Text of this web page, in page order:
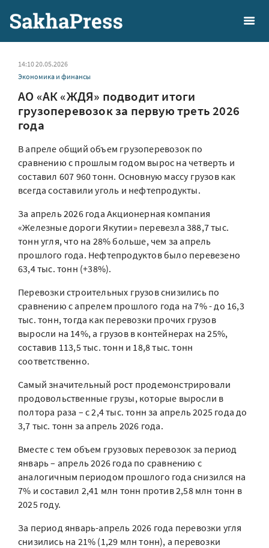
14:10 20.05.2026
Экономика и финансы
АО «АК «ЖДЯ» подводит итоги
грузоперевозок за первую треть 2026
года
В апреле общий объем грузоперевозок по
сравнению с прошлым годом вырос на четверть и
составил 607 960 тонн. Основную массу грузов как
всегда составили уголь и нефтепродукты.
За апрель 2026 года Акционерная компания
«Железные дороги Якутии» перевезла 388,7 тыс.
тонн угля, что на 28% больше, чем за апрель
прошлого года. Нефтепродуктов было перевезено
63,4 тыс. тонн (+38%).
Перевозки строительных грузов снизились по
сравнению с апрелем прошлого года на 7% - до 16,3
тыс. тонн, тогда как перевозки прочих грузов
выросли на 14%, а грузов в контейнерах на 25%,
составив 113,5 тыс. тонн и 18,8 тыс. тонн
соответственно.
Самый значительный рост продемонстрировали
продовольственные грузы, которые выросли в
полтора раза – с 2,4 тыс. тонн за апрель 2025 года до
3,7 тыс. тонн за апрель 2026 года.
Вместе с тем объем грузовых перевозок за период
январь – апрель 2026 года по сравнению с
аналогичным периодом прошлого года снизился на
7% и составил 2,41 млн тонн против 2,58 млн тонн в
2025 году.
За период январь-апрель 2026 года перевозки угля
снизились на 21% (1,29 млн тонн), а перевозки